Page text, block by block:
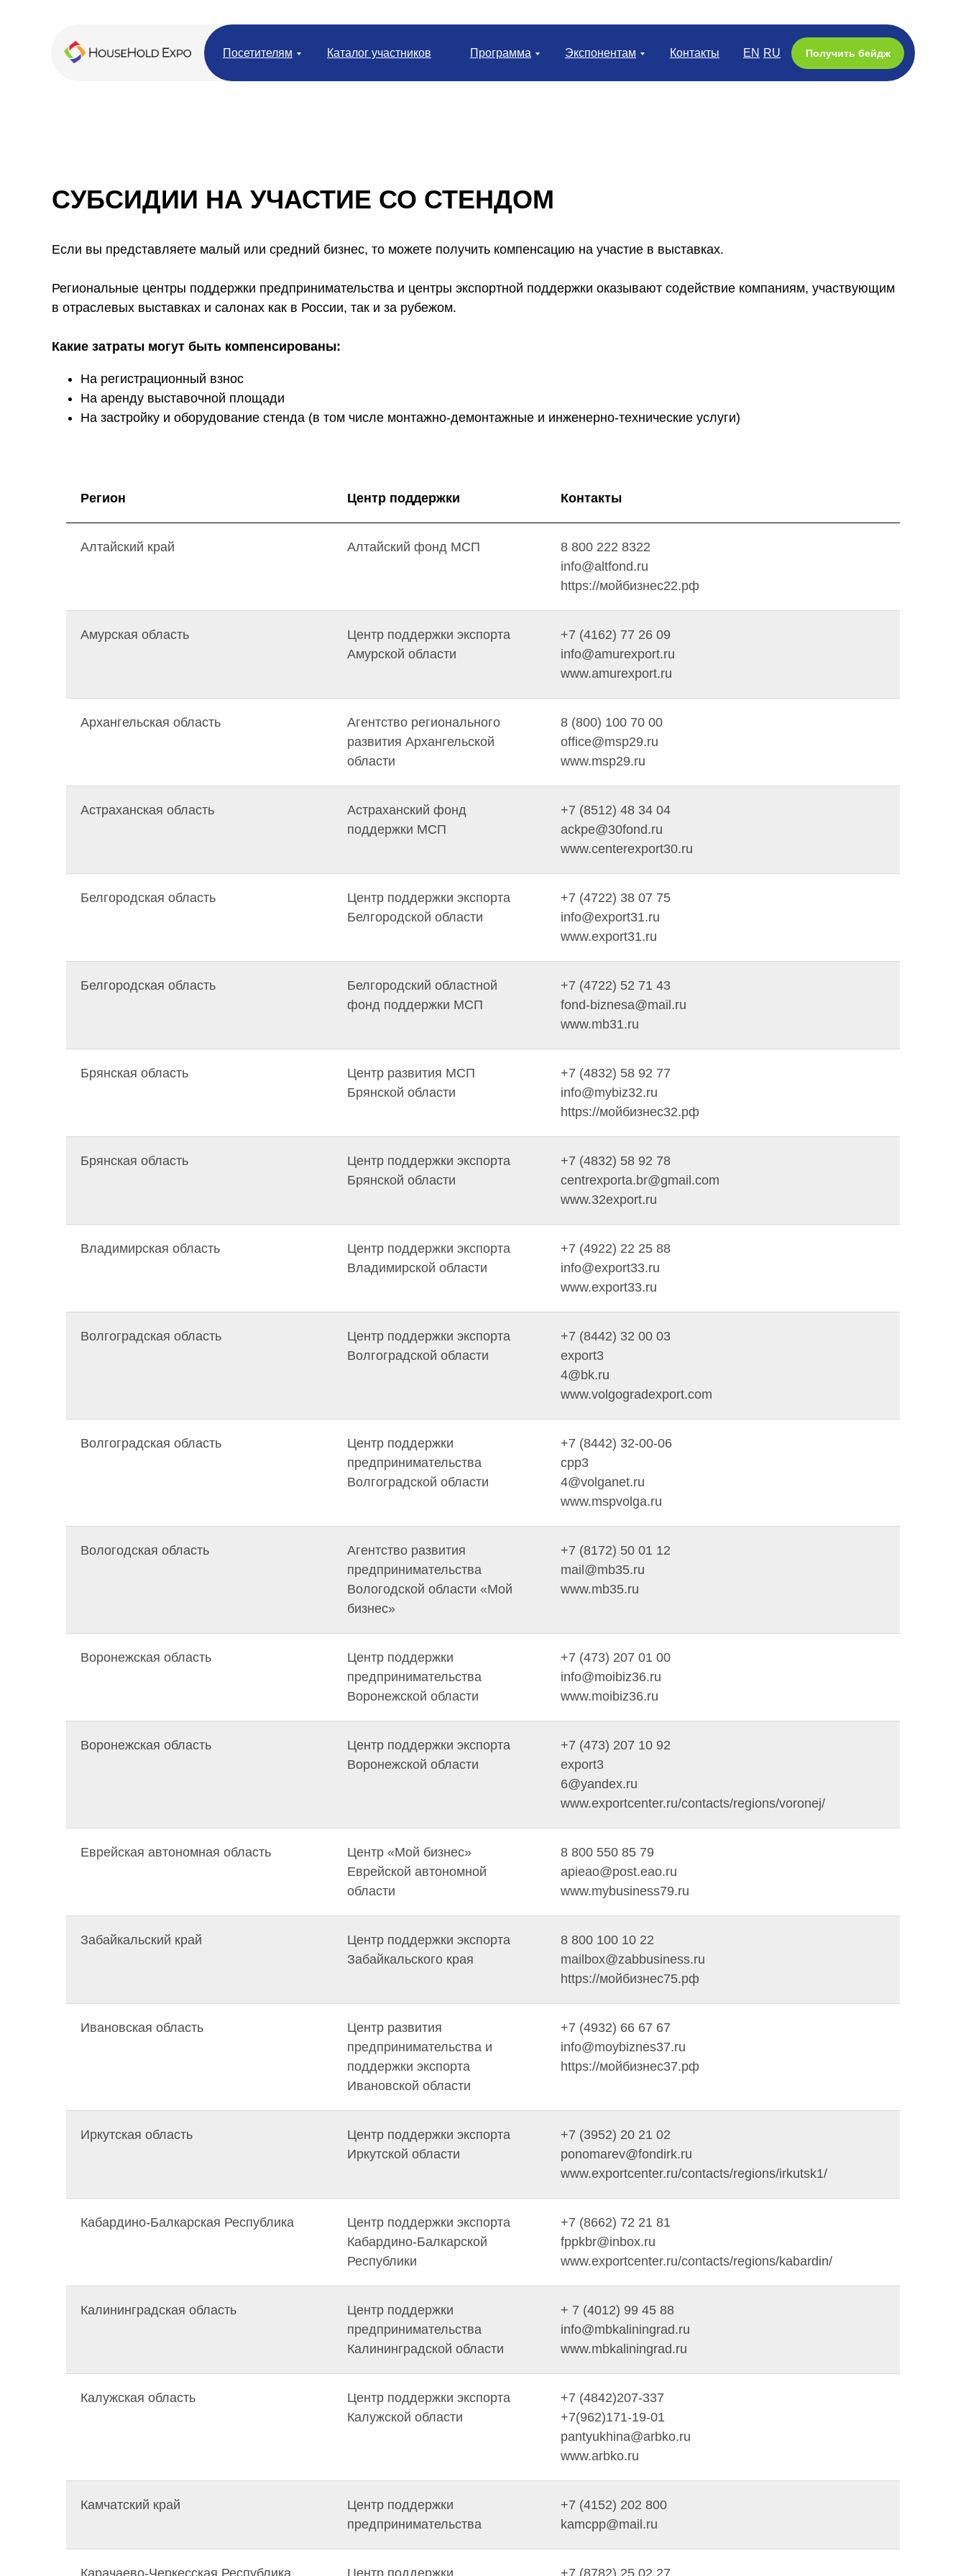
Посетителям Каталог участников Программа Экспонентам Контакты Получить бейдж
EN RU
Если вы представляете малый или средний бизнес, то можете получить компенсацию на участие в выставках.
Региональные центры поддержки предпринимательства и центры экспортной поддержки оказывают содействие компаниям, участвующим
в отраслевых выставках и салонах как в России, так и за рубежом.
Какие затраты могут быть компенсированы:
На регистрационный взнос
На аренду выставочной площади
На застройку и оборудование стенда (в том числе монтажно-демонтажные и инженерно-технические услуги)
СУБСИДИИ НА УЧАСТИЕ СО СТЕНДОМ
Регион Центр поддержки Контакты
Алтайский край Алтайский фонд МСП
8 800 222 8322
info@altfond.ru
https://мойбизнес22.рф
Амурская область
Центр поддержки экспорта
Амурской области
+7 (4162) 77 26 09
info@amurexport.ru
www.amurexport.ru
Архангельская область
Агентство регионального
развития Архангельской
области
8 (800) 100 70 00
office@msp29.ru
www.msp29.ru
Астраханская область
Астраханский фонд
поддержки МСП
+7 (8512) 48 34 04
ackpe@30fond.ru
www.centerexport30.ru
Белгородская область
Центр поддержки экспорта
Белгородской области
+7 (4722) 38 07 75
info@export31.ru
www.export31.ru
Белгородская область
Белгородский областной
фонд поддержки МСП
+7 (4722) 52 71 43
fond-biznesa@mail.ru
www.mb31.ru
Брянская область
Центр развития МСП
Брянской области
+7 (4832) 58 92 77
info@mybiz32.ru
https://мойбизнес32.рф
Брянская область
Центр поддержки экспорта
Брянской области
+7 (4832) 58 92 78
centrexporta.br@gmail.com
www.32export.ru
Владимирская область
Центр поддержки экспорта
Владимирской области
+7 (4922) 22 25 88
info@export33.ru
www.export33.ru
Волгоградская область
Центр поддержки экспорта
Волгоградской области
+7 (8442) 32 00 03
export3
4@bk.ru
www.volgogradexport.com
Волгоградская область
Центр поддержки
предпринимательства
Волгоградской области
+7 (8442) 32-00-06
cpp3
4@volganet.ru
www.mspvolga.ru
Вологодская область
Агентство развития
предпринимательства
Вологодской области «Мой
бизнес»
+7 (8172) 50 01 12
mail@mb35.ru
www.mb35.ru
Воронежская область
Центр поддержки
предпринимательства
Воронежской области
+7 (473) 207 01 00
info@moibiz36.ru
www.moibiz36.ru
Воронежская область
Центр поддержки экспорта
Воронежской области
+7 (473) 207 10 92
export3
6@yandex.ru
www.exportcenter.ru/contacts/regions/voronej/
Еврейская автономная область
Центр «Мой бизнес»
Еврейской автономной
области
8 800 550 85 79
apieao@post.eao.ru
www.mybusiness79.ru
Забайкальский край
Центр поддержки экспорта
Забайкальского края
8 800 100 10 22
mailbox@zabbusiness.ru
https://мойбизнес75.рф
Ивановская область
Центр развития
предпринимательства и
поддержки экспорта
Ивановской области
+7 (4932) 66 67 67
info@moybiznes37.ru
https://мойбизнес37.рф
Иркутская область
Центр поддержки экспорта
Иркутской области
+7 (3952) 20 21 02
ponomarev@fondirk.ru
www.exportcenter.ru/contacts/regions/irkutsk1/
Кабардино-Балкарская Республика
Центр поддержки экспорта
Кабардино-Балкарской
Республики
+7 (8662) 72 21 81
fppkbr@inbox.ru
www.exportcenter.ru/contacts/regions/kabardin/
Калининградская область
Центр поддержки
предпринимательства
Калининградской области
+ 7 (4012) 99 45 88
info@mbkaliningrad.ru
www.mbkaliningrad.ru
Калужская область
Центр поддержки экспорта
Калужской области
+7 (4842)207-337
+7(962)171-19-01
pantyukhina@arbko.ru
www.arbko.ru
Камчатский край
Центр поддержки
предпринимательства
+7 (4152) 202 800
kamcpp@mail.ru
Карачаево-Черкесская Республика Центр поддержки +7 (8782) 25 02 27